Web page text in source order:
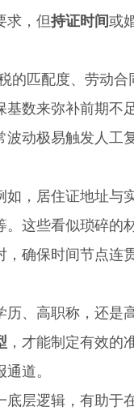
求，但持证时间或
的匹配度、劳动合
数来弥补前期不
波动极易触发人工
如，居住证地址与
这些看似琐碎的
确保时间节点连
、高职称，还是
，才能制定有效的
道。
层逻辑，有助于